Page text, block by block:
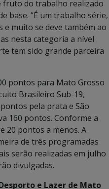
fruto do trabalho realizado
base. “É um trabalho série,
e muito se deve também ao
nesta categoria a nível
tem sido grande parceira
pontos para Mato Grosso
Brasileiro Sub-19,
pela prata e São
160 pontos. Conforme a
20 pontos a menos. A
de três programadas
serão realizadas em julho
divulgadas.
e Lazer de Mato